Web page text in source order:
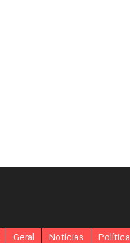
Geral Notícias Política